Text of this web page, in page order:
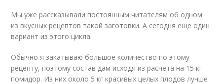
Мы уже рассказывали постоянным читателям об одном
из вкусных рецептов такой заготовки. А сегодня еще один
вариант из этого цикла.
Обычно я закатываю большое количество по этому
рецепту, поэтому состав дам исходя из расчета на 15 кг
помидор. Из них около 5 кг красивых целых плодов лучше